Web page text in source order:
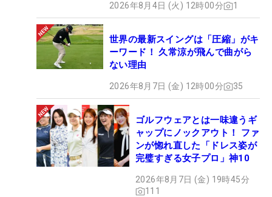
2026年8月4日 (火) 12時00分 1
世界の最新スイングは「圧縮」がキ
ーワード！ 久常涼が飛んで曲がら
ない理由
2026年8月7日 (金) 12時00分 35
ゴルフウェアとは一味違うギ
ャップにノックアウト！ ファ
ンが惚れ直した「ドレス姿が
完璧すぎる女子プロ」神10
2026年8月7日 (金) 19時45分
111